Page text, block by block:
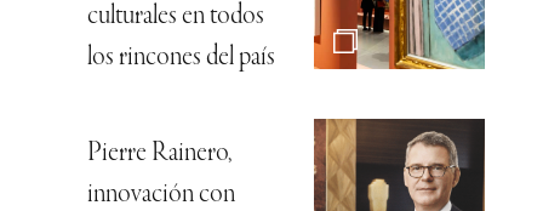
culturales en todos
los rincones del país
Pierre Rainero,
innovación con